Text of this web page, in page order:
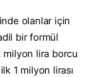
olanlar için
bir formül
lira borcu
1 milyon lirası